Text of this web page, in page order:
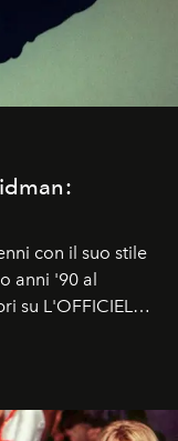
con il suo stile
anni '90 al
su L'OFFICIEL